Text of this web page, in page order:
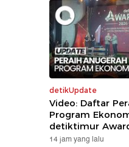
detikUpdate
Video: Daftar
Program
detiktimur
14 jam yang lalu